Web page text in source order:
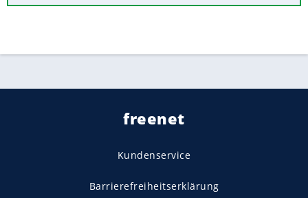
freenet
Kundenservice
Barrierefreiheitserklärung